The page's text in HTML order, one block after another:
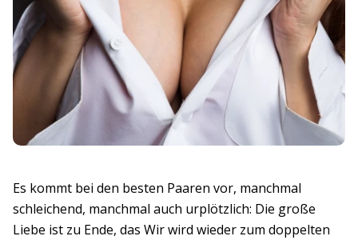
Es kommt bei den besten Paaren vor, manchmal
schleichend, manchmal auch urplötzlich: Die große
Liebe ist zu Ende, das Wir wird wieder zum doppelten